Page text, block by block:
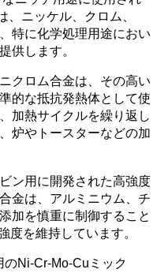
ニッケル、クロム、
特に化学処理用途におい
供します。
クロム合金は、その高い
的な抵抗発熱体として使
加熱サイクルを繰り返し
炉やトースターなどの加
ン用に開発された高強度
金は、アルミニウム、チ
加を慎重に制御すること
を維持しています。
のNi-Cr-Mo-Cuミック